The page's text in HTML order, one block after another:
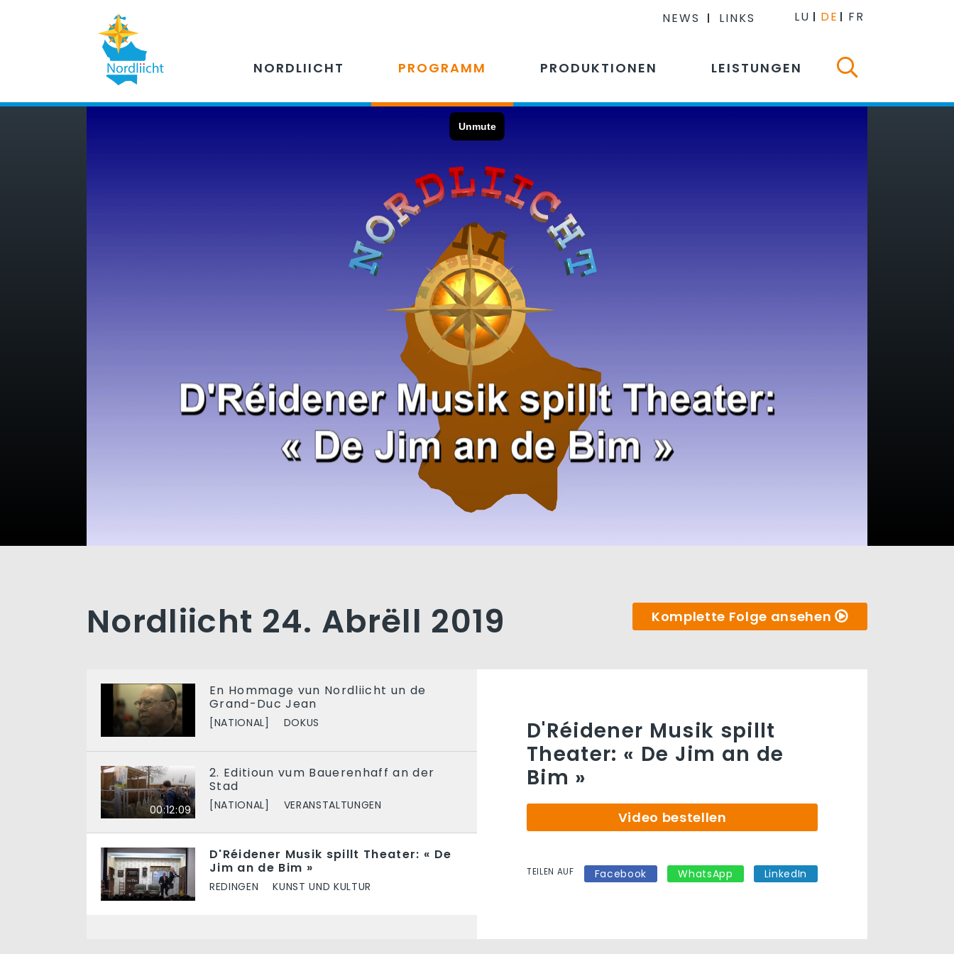
NEWS LINKS LU DE FR
NORDLIICHT PROGRAMM PRODUKTIONEN LEISTUNGEN
Nordliicht 24. Abrëll 2019 Komplette Folge ansehen
En Hommage vun Nordliicht un de
Grand-Duc Jean
[NATIONAL] DOKUS
00:12:09
2. Editioun vum Bauerenhaff an der
Stad
[NATIONAL] VERANSTALTUNGEN
D'Réidener Musik spillt Theater: « De
Jim an de Bim »
REDINGEN KUNST UND KULTUR
D'Réidener Musik spillt
Theater: « De Jim an de
Bim »
Video bestellen
TEILEN AUF Facebook WhatsApp LinkedIn